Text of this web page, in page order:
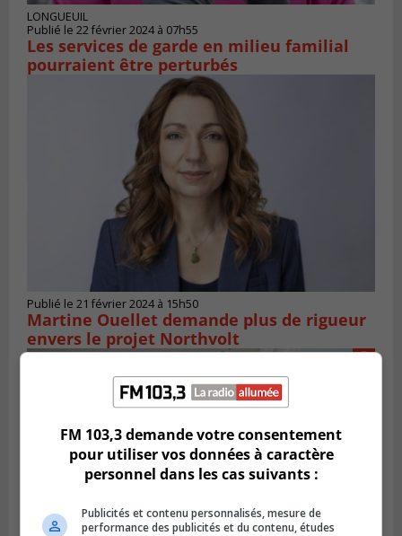
LONGUEUIL
Publié le 22 février 2024 à 07h55
Les services de garde en milieu familial
pourraient être perturbés
Publié le 21 février 2024 à 15h50
Martine Ouellet demande plus de rigueur
envers le projet Northvolt
FM 103,3 demande votre consentement
pour utiliser vos données à caractère
personnel dans les cas suivants :
Publicités et contenu personnalisés, mesure de
performance des publicités et du contenu, études